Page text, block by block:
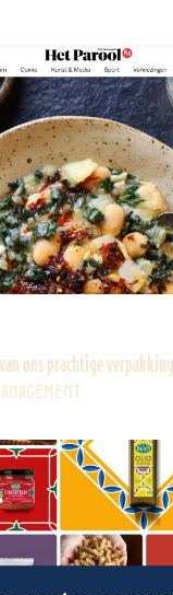
ons prachtige